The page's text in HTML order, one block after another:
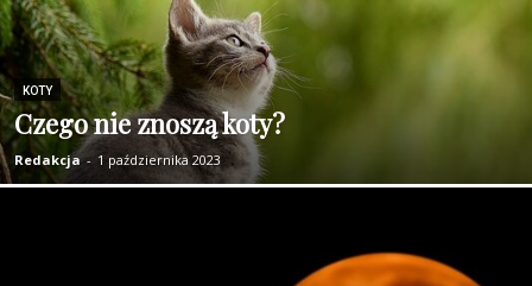
KOTY
Czego nie znoszą koty?
Redakcja - 1 października 2023